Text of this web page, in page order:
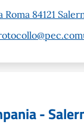
Roma 84121
-